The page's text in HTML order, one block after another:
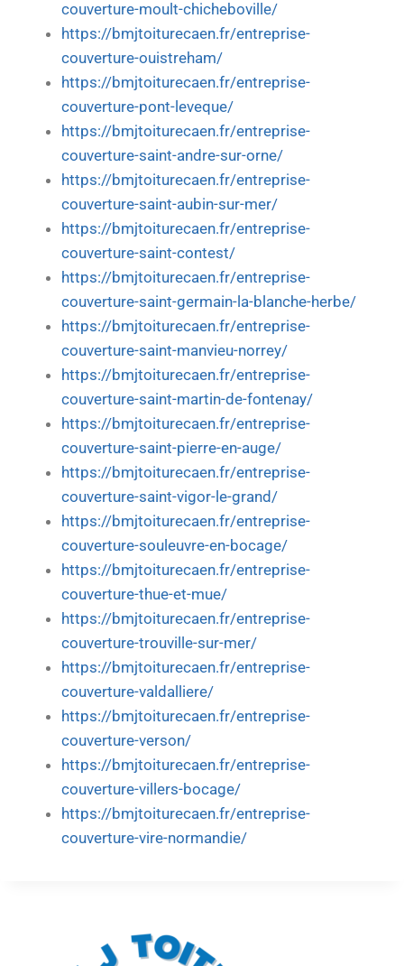
couverture-moult-chicheboville/
https://bmjtoiturecaen.fr/entreprise-
couverture-ouistreham/
https://bmjtoiturecaen.fr/entreprise-
couverture-pont-leveque/
https://bmjtoiturecaen.fr/entreprise-
couverture-saint-andre-sur-orne/
https://bmjtoiturecaen.fr/entreprise-
couverture-saint-aubin-sur-mer/
https://bmjtoiturecaen.fr/entreprise-
couverture-saint-contest/
https://bmjtoiturecaen.fr/entreprise-
couverture-saint-germain-la-blanche-herbe/
https://bmjtoiturecaen.fr/entreprise-
couverture-saint-manvieu-norrey/
https://bmjtoiturecaen.fr/entreprise-
couverture-saint-martin-de-fontenay/
https://bmjtoiturecaen.fr/entreprise-
couverture-saint-pierre-en-auge/
https://bmjtoiturecaen.fr/entreprise-
couverture-saint-vigor-le-grand/
https://bmjtoiturecaen.fr/entreprise-
couverture-souleuvre-en-bocage/
https://bmjtoiturecaen.fr/entreprise-
couverture-thue-et-mue/
https://bmjtoiturecaen.fr/entreprise-
couverture-trouville-sur-mer/
https://bmjtoiturecaen.fr/entreprise-
couverture-valdalliere/
https://bmjtoiturecaen.fr/entreprise-
couverture-verson/
https://bmjtoiturecaen.fr/entreprise-
couverture-villers-bocage/
https://bmjtoiturecaen.fr/entreprise-
couverture-vire-normandie/